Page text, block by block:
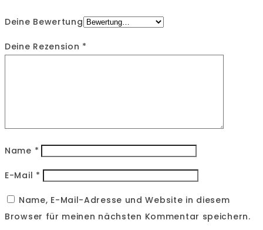
Deine Bewertung
Deine Rezension *
Name *
E-Mail *
Name, E-Mail-Adresse und Website in diesem
Browser für meinen nächsten Kommentar speichern.